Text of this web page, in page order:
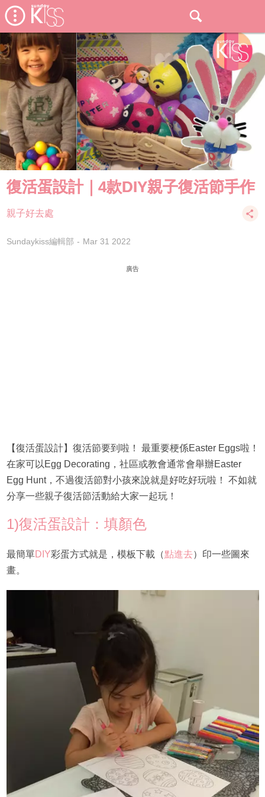
復活蛋設計｜4款DIY親子復活節手作
親子好去處
Sundaykiss編輯部 Mar 31 2022
廣告
【復活蛋設計】復活節要到啦！ 最重要梗係Easter Eggs啦！
在家可以Egg Decorating，社區或教會通常會舉辦Easter
Egg Hunt，不過復活節對小孩來說就是好吃好玩啦！ 不如就
分享一些親子復活節活動給大家一起玩！
1)復活蛋設計：填顏色
最簡單DIY彩蛋方式就是，模板下載（點進去）印一些圖來
畫。